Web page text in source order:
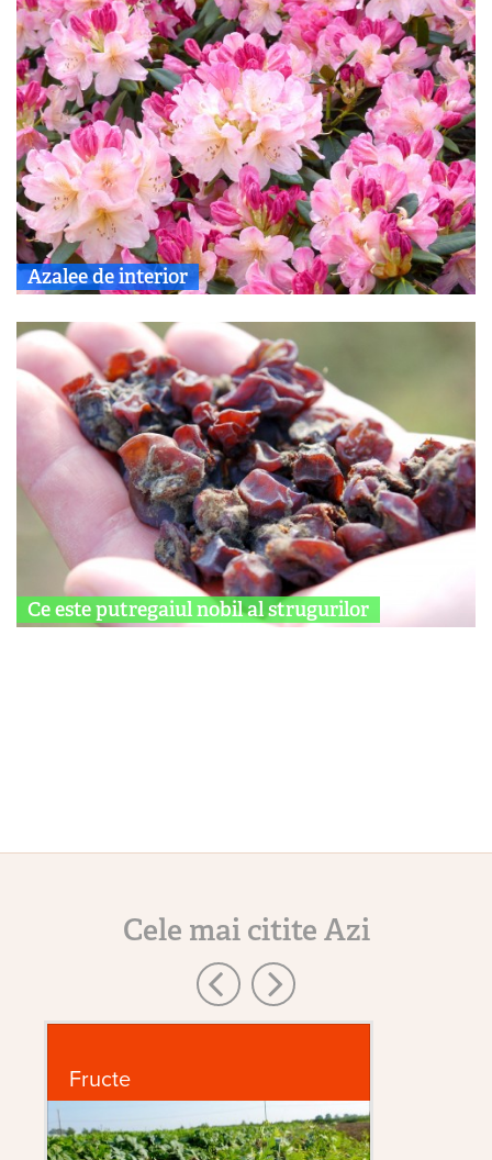
Azalee de interior
Ce este putregaiul nobil al strugurilor
Cele mai citite Azi
Fructe